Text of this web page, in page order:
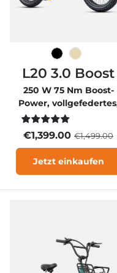
Schwarz
Sekt
L20 3.0 Boost
250 W 75 Nm Boost-
Power,
kompaktes E-Bike
€1,399.00 €1,499.00
Jetzt einkaufen